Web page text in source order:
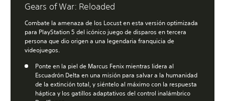
Gears of War: Reloaded
Combate la amenaza de los Locust en esta versión optimizada
para PlayStation 5 del icónico juego de disparos en tercera
persona que dio origen a una legendaria franquicia de
videojuegos.
Ponte en la piel de Marcus Fenix mientras lidera al
Escuadrón Delta en una misión para salvar a la humanidad
de la extinción total, y siéntelo al máximo con la respuesta
háptica y los gatillos adaptativos del control inalámbrico